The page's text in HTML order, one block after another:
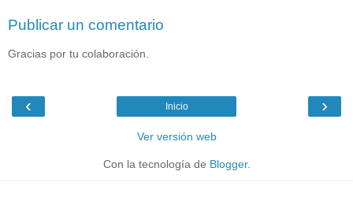
Publicar un comentario
Gracias por tu colaboración.
‹ ›
Inicio
Ver versión web
Con la tecnología de Blogger.